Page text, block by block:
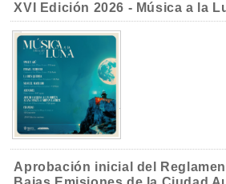
XVI Edición 2026 - Música a la
Aprobación inicial del